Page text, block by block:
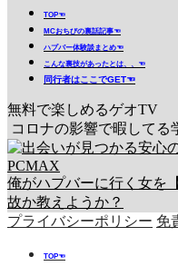
TOP☜
MCおちびの裏話記事☜
ハプバー体験談まとめ☜
こんな裏技があったとは、、☜
同行者はここでGET☜
無料で楽しめるゲオTV
コロナの影響で暇してる
俺がハプバーに行く女を
故か教えようか？
プライバシーポリシー 免
TOP☜